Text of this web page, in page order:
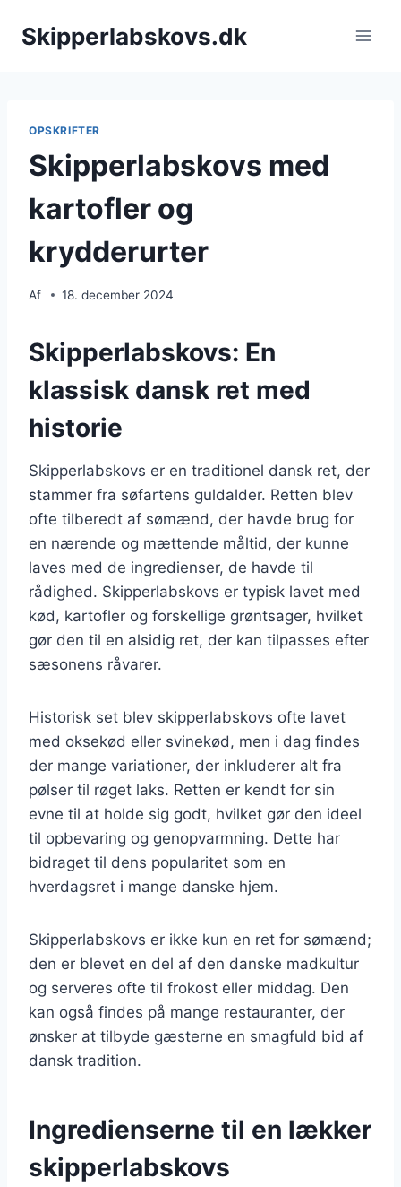
Skipperlabskovs.dk
OPSKRIFTER
Skipperlabskovs med
kartofler og
krydderurter
Af 18. december 2024
Skipperlabskovs: En
klassisk dansk ret med
historie
Skipperlabskovs er en traditionel dansk ret, der
stammer fra søfartens guldalder. Retten blev
ofte tilberedt af sømænd, der havde brug for
en nærende og mættende måltid, der kunne
laves med de ingredienser, de havde til
rådighed. Skipperlabskovs er typisk lavet med
kød, kartofler og forskellige grøntsager, hvilket
gør den til en alsidig ret, der kan tilpasses efter
sæsonens råvarer.
Historisk set blev skipperlabskovs ofte lavet
med oksekød eller svinekød, men i dag findes
der mange variationer, der inkluderer alt fra
pølser til røget laks. Retten er kendt for sin
evne til at holde sig godt, hvilket gør den ideel
til opbevaring og genopvarmning. Dette har
bidraget til dens popularitet som en
hverdagsret i mange danske hjem.
Skipperlabskovs er ikke kun en ret for sømænd;
den er blevet en del af den danske madkultur
og serveres ofte til frokost eller middag. Den
kan også findes på mange restauranter, der
ønsker at tilbyde gæsterne en smagfuld bid af
dansk tradition.
Ingredienserne til en lækker
skipperlabskovs